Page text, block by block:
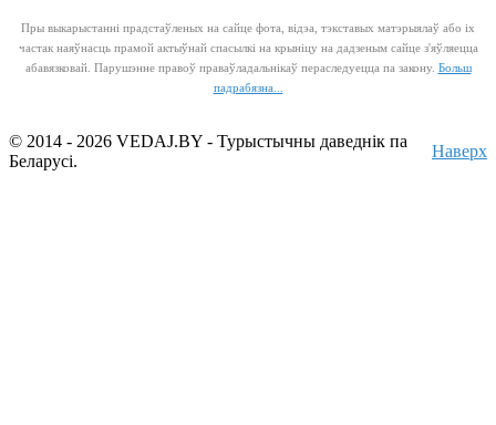
Пры выкарыстанні прадстаўленых на сайце фота, відэа, тэкставых матэрыялаў або іх
частак наяўнасць прамой актыўнай спасылкі на крыніцу на дадзеным сайце з'яўляецца
абавязковай. Парушэнне правоў праваўладальнікаў пераследуецца па закону. Больш
падрабязна...
© 2014 - 2026 VEDAJ.BY - Турыстычны даведнік па
Беларусі.
Наверх